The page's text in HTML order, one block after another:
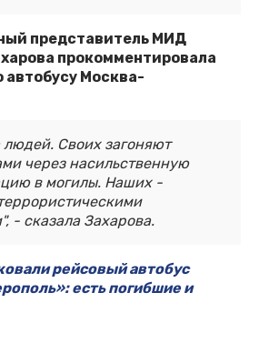
представитель МИД
прокомментировала
автобусу Москва-
людей. Своих загоняют
через насильственную
в могилы. Наших -
- сказала Захарова.
рейсовый автобус
есть погибшие и